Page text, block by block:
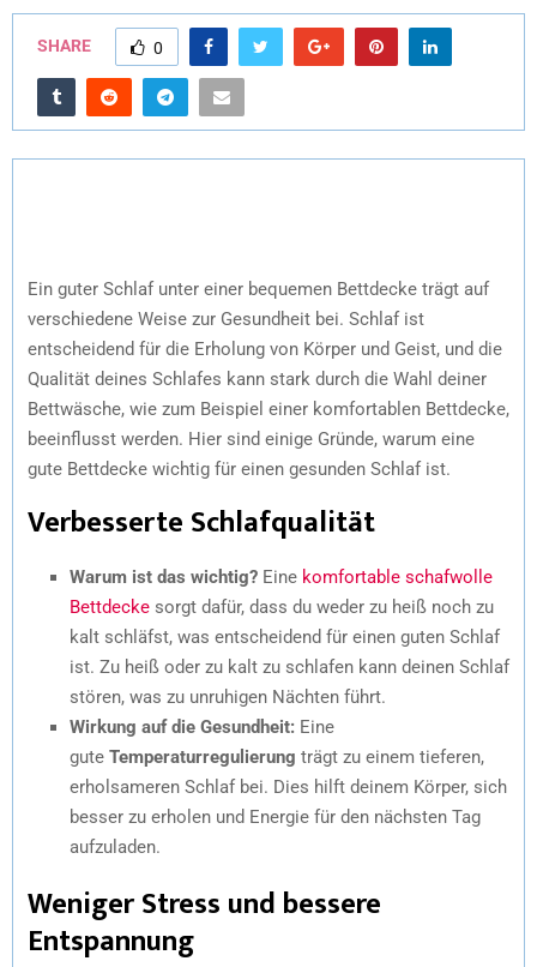
SHARE 0
Ein guter Schlaf unter einer bequemen Bettdecke trägt auf
verschiedene Weise zur Gesundheit bei. Schlaf ist
entscheidend für die Erholung von Körper und Geist, und die
Qualität deines Schlafes kann stark durch die Wahl deiner
Bettwäsche, wie zum Beispiel einer komfortablen Bettdecke,
beeinflusst werden. Hier sind einige Gründe, warum eine
gute Bettdecke wichtig für einen gesunden Schlaf ist.
Verbesserte Schlafqualität
Warum ist das wichtig? Eine komfortable schafwolle
Bettdecke sorgt dafür, dass du weder zu heiß noch zu
kalt schläfst, was entscheidend für einen guten Schlaf
ist. Zu heiß oder zu kalt zu schlafen kann deinen Schlaf
stören, was zu unruhigen Nächten führt.
Wirkung auf die Gesundheit: Eine
gute Temperaturregulierung trägt zu einem tieferen,
erholsameren Schlaf bei. Dies hilft deinem Körper, sich
besser zu erholen und Energie für den nächsten Tag
aufzuladen.
Weniger Stress und bessere
Entspannung